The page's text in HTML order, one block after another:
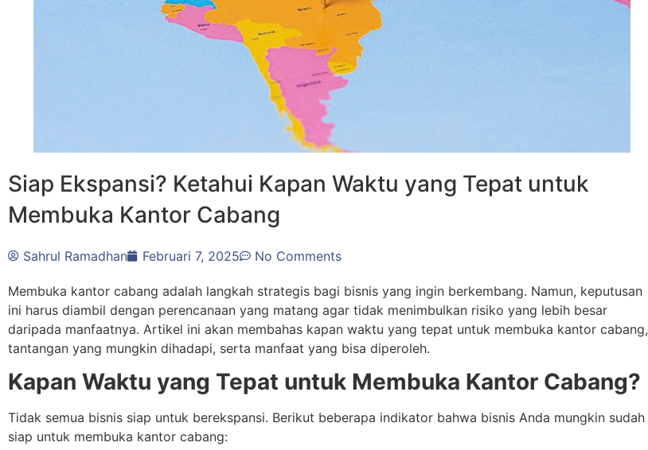
Siap Ekspansi? Ketahui Kapan Waktu yang Tepat untuk
Membuka Kantor Cabang
Sahrul Ramadhan Februari 7, 2025 No Comments
Membuka kantor cabang adalah langkah strategis bagi bisnis yang ingin berkembang. Namun, keputusan
ini harus diambil dengan perencanaan yang matang agar tidak menimbulkan risiko yang lebih besar
daripada manfaatnya. Artikel ini akan membahas kapan waktu yang tepat untuk membuka kantor cabang,
tantangan yang mungkin dihadapi, serta manfaat yang bisa diperoleh.
Kapan Waktu yang Tepat untuk Membuka Kantor Cabang?
Tidak semua bisnis siap untuk berekspansi. Berikut beberapa indikator bahwa bisnis Anda mungkin sudah
siap untuk membuka kantor cabang: